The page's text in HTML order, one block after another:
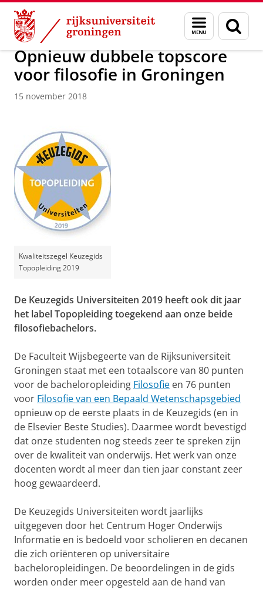
Skip
Content
Skip
Navigation
Menu
en
zoeken
Over ons Actueel Nieuws Nieuwsberichten
Opnieuw dubbele topscore
voor filosofie in Groningen
15 november 2018
Kwaliteitszegel Keuzegids
Topopleiding 2019
De Keuzegids Universiteiten 2019 heeft ook dit jaar
het label Topopleiding toegekend aan onze beide
filosofiebachelors.
De Faculteit Wijsbegeerte van de Rijksuniversiteit
Groningen staat met een totaalscore van 80 punten
voor de bacheloropleiding Filosofie en 76 punten
voor Filosofie van een Bepaald Wetenschapsgebied
opnieuw op de eerste plaats in de Keuzegids (en in
de Elsevier Beste Studies). Daarmee wordt bevestigd
dat onze studenten nog steeds zeer te spreken zijn
over de kwaliteit van onderwijs. Het werk van onze
docenten wordt al meer dan tien jaar constant zeer
hoog gewaardeerd.
De Keuzegids Universiteiten wordt jaarlijks
uitgegeven door het Centrum Hoger Onderwijs
Informatie en is bedoeld voor scholieren en decanen
die zich oriënteren op universitaire
bacheloropleidingen. De beoordelingen in de gids
worden onder meer opgesteld aan de hand van